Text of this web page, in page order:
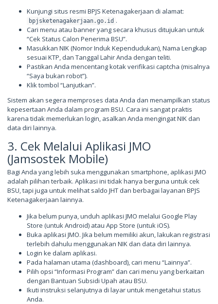
Kunjungi situs resmi BPJS Ketenagakerjaan di alamat:
bpjsketenagakerjaan.go.id .
Cari menu atau banner yang secara khusus ditujukan untuk
“Cek Status Calon Penerima BSU”.
Masukkan NIK (Nomor Induk Kependudukan), Nama Lengkap
sesuai KTP, dan Tanggal Lahir Anda dengan teliti.
Pastikan Anda mencentang kotak verifikasi captcha (misalnya
“Saya bukan robot”).
Klik tombol “Lanjutkan”.
Sistem akan segera memproses data Anda dan menampilkan status
kepesertaan Anda dalam program BSU. Cara ini sangat praktis
karena tidak memerlukan login, asalkan Anda mengingat NIK dan
data diri lainnya.
3. Cek Melalui Aplikasi JMO
(Jamsostek Mobile)
Bagi Anda yang lebih suka menggunakan smartphone, aplikasi JMO
adalah pilihan terbaik. Aplikasi ini tidak hanya berguna untuk cek
BSU, tapi juga untuk melihat saldo JHT dan berbagai layanan BPJS
Ketenagakerjaan lainnya.
Jika belum punya, unduh aplikasi JMO melalui Google Play
Store (untuk Android) atau App Store (untuk iOS).
Buka aplikasi JMO. Jika belum memiliki akun, lakukan registrasi
terlebih dahulu menggunakan NIK dan data diri lainnya.
Login ke dalam aplikasi.
Pada halaman utama (dashboard), cari menu “Lainnya”.
Pilih opsi “Informasi Program” dan cari menu yang berkaitan
dengan Bantuan Subsidi Upah atau BSU.
Ikuti instruksi selanjutnya di layar untuk mengetahui status
Anda.